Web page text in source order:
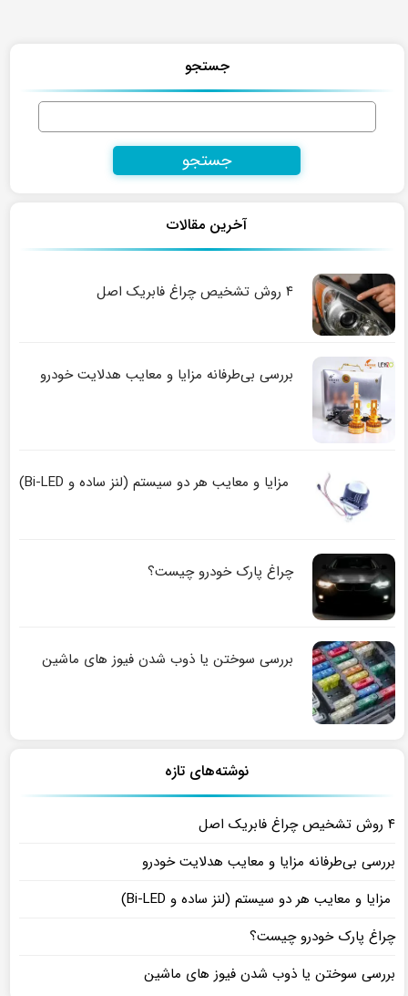
جستجو
جستجو
آخرین مقالات
۴ روش تشخیص چراغ فابریک اصل
بررسی بی‌طرفانه مزایا و معایب هدلایت خودرو
مزایا و معایب هر دو سیستم (لنز ساده و Bi-LED)
چراغ پارک خودرو چیست؟
بررسی سوختن یا ذوب شدن فیوز های ماشین
نوشته‌های تازه
۴ روش تشخیص چراغ فابریک اصل
بررسی بی‌طرفانه مزایا و معایب هدلایت خودرو
مزایا و معایب هر دو سیستم (لنز ساده و Bi-LED)
چراغ پارک خودرو چیست؟
بررسی سوختن یا ذوب شدن فیوز های ماشین